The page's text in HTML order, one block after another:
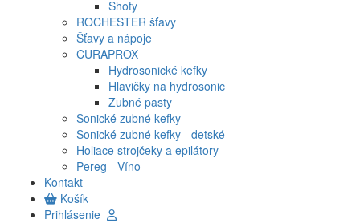
Shoty
ROCHESTER šťavy
Šťavy a nápoje
CURAPROX
Hydrosonické kefky
Hlavičky na hydrosonic
Zubné pasty
Sonické zubné kefky
Sonické zubné kefky - detské
Holiace strojčeky a epilátory
Pereg - Víno
Kontakt
Košík
Prihlásenie